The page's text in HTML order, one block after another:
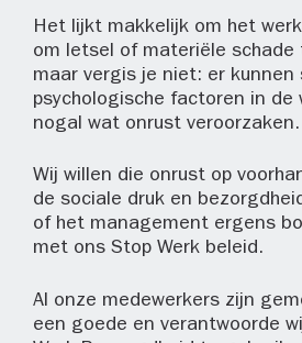
Het lijkt makkelijk om het
om letsel of materiële schade
maar vergis je niet: er kunnen
psychologische factoren in de
nogal wat onrust veroorzaken.
Wij willen die onrust op
de sociale druk en
of het management ergens
met ons Stop Werk beleid.
Al onze medewerkers zijn
een goede en verantwoorde